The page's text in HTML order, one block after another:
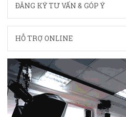
ĐĂNG KÝ TƯ VẤN & GÓP Ý
HỖ TRỢ ONLINE